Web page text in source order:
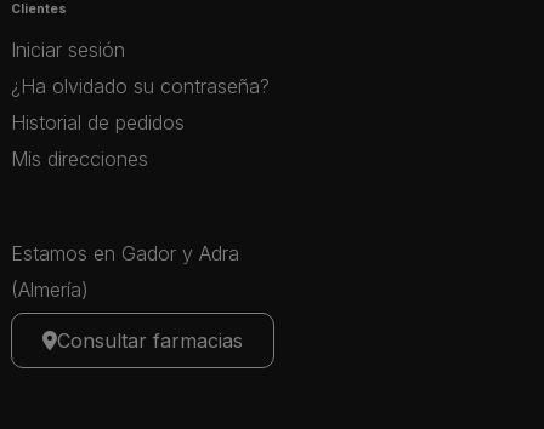
Clientes
Iniciar sesión
¿Ha olvidado su contraseña?
Historial de pedidos
Mis direcciones
Estamos en Gador y Adra
(Almería)
Consultar farmacias